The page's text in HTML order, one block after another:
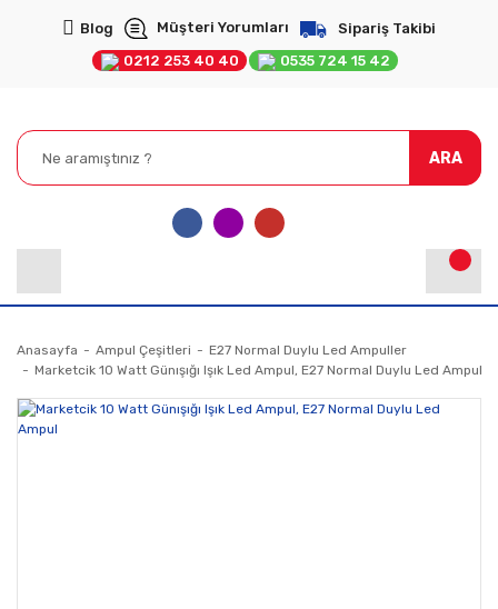
Blog Müşteri Yorumları
Sipariş Takibi
0212 253 40 40
0535 724 15 42
ARA
Anasayfa Ampul Çeşitleri
E27 Normal Duylu Led Ampuller
Marketcik 10 Watt Günışığı Işık Led Ampul, E27 Normal Duylu Led Ampul